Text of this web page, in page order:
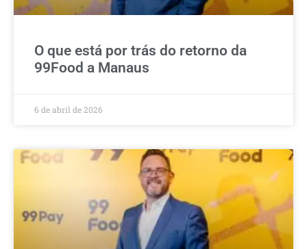
O que está por trás do retorno da
99Food a Manaus
6 de abril de 2026